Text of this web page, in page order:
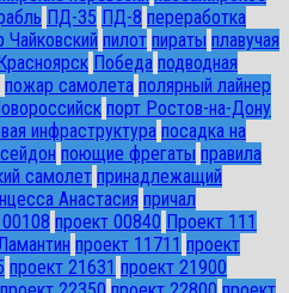
ПД-35 ПД-8 переработка
Чайковский пилот пираты плавучая
Победа подводная
пожар самолета полярный лайнер
порт Ростов-на-Дону
инфраструктура посадка на
поющие фрегаты правила
самолет принадлежащий
Анастасия причал
проект 00840 Проект 111
проект 11711 проект
проект 21631 проект 21900